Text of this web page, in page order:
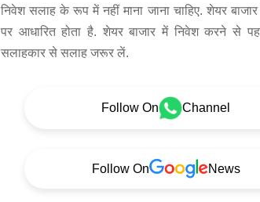
निवेश सलाह के रूप में नहीं माना जाना चाहिए. शेयर
पर आधारित होता है. शेयर बाजार में निवेश करने से
सलाहकार से सलाह जरूर लें.
Follow On Channel
Follow On News